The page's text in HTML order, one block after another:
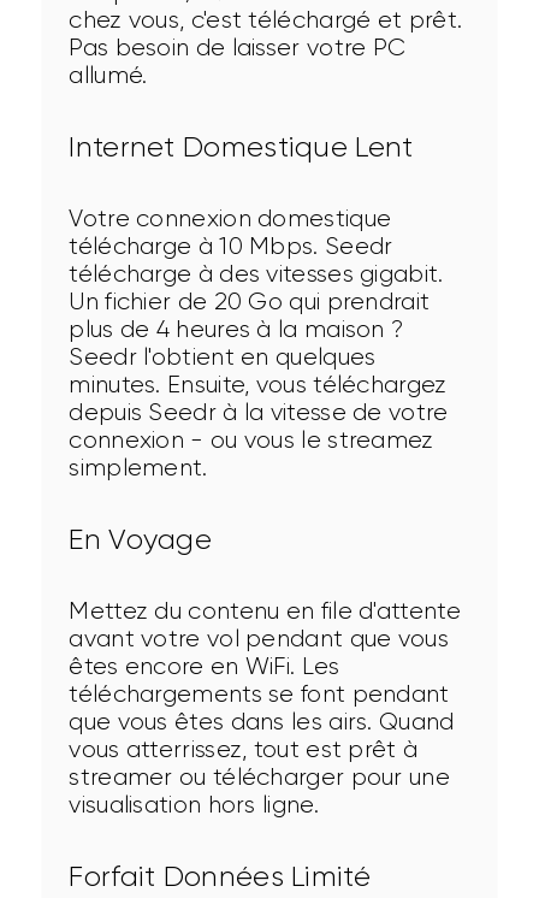
chez vous, c'est téléchargé et prêt.
Pas besoin de laisser votre PC
allumé.
Internet Domestique Lent
Votre connexion domestique
télécharge à 10 Mbps. Seedr
télécharge à des vitesses gigabit.
Un fichier de 20 Go qui prendrait
plus de 4 heures à la maison ?
Seedr l'obtient en quelques
minutes. Ensuite, vous téléchargez
depuis Seedr à la vitesse de votre
connexion - ou vous le streamez
simplement.
En Voyage
Mettez du contenu en file d'attente
avant votre vol pendant que vous
êtes encore en WiFi. Les
téléchargements se font pendant
que vous êtes dans les airs. Quand
vous atterrissez, tout est prêt à
streamer ou télécharger pour une
visualisation hors ligne.
Forfait Données Limité